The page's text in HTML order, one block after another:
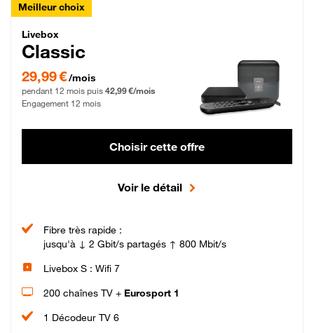
Meilleur choix
Livebox Classic Fibre
Livebox
Classic
29,99 € par mois pendant 12 mois puis 42,99 € par mois, Engagement 12 mois
29,99 €/mois
pendant 12 mois puis 42,99 €/mois
Engagement 12 mois
Choisir cette offre
Voir le détail
Fibre très rapide :
jusqu'à ↓ 2 Gbit/s partagés ↑ 800 Mbit/s
Livebox S : Wifi 7
200 chaînes TV + Eurosport 1
1 Décodeur TV 6